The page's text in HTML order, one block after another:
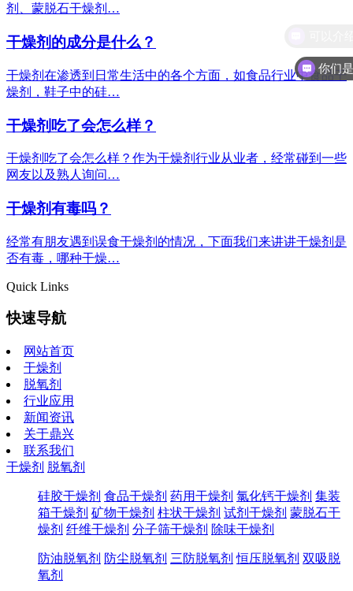
剂、蒙脱石干燥剂…
干燥剂的成分是什么？
干燥剂在渗透到日常生活中的各个方面，如食品行业中食品干
燥剂，鞋子中的硅…
干燥剂吃了会怎么样？
干燥剂吃了会怎么样？作为干燥剂行业从业者，经常碰到一些
网友以及熟人询问…
干燥剂有毒吗？
经常有朋友遇到误食干燥剂的情况，下面我们来讲讲干燥剂是
否有毒，哪种干燥…
Quick Links
快速导航
网站首页
干燥剂
脱氧剂
行业应用
新闻资讯
关于鼎兴
联系我们
干燥剂 脱氧剂
硅胶干燥剂 食品干燥剂 药用干燥剂 氯化钙干燥剂 集装
箱干燥剂 矿物干燥剂 柱状干燥剂 试剂干燥剂 蒙脱石干
燥剂 纤维干燥剂 分子筛干燥剂 除味干燥剂
防油脱氧剂 防尘脱氧剂 三防脱氧剂 恒压脱氧剂 双吸脱
氧剂
你们